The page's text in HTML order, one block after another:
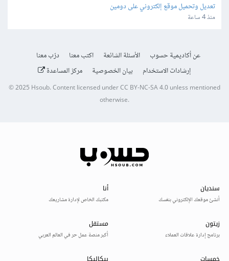
تعديل وتحميل موقع إلكتروني على دومين
منذ 4 ساعة
عن أكاديمية حسوب الأسئلة الشائعة اكتب معنا
درّب معنا
إرشادات الاستخدام
بيان الخصوصية مركز المساعدة
© 2025 Hsoub.Content licensed underCC BY-NC-SA 4.0unless mentioned
otherwise.